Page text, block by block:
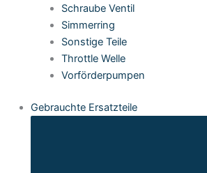
Schraube Ventil
Simmerring
Sonstige Teile
Throttle Welle
Vorförderpumpen
Gebrauchte Ersatzteile